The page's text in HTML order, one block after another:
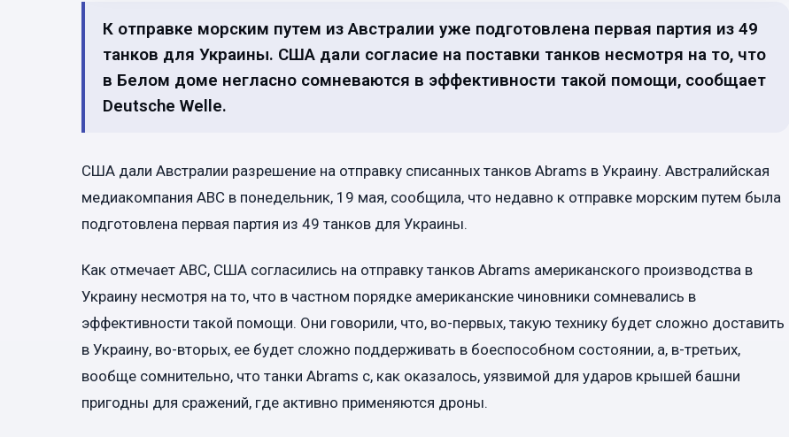
К отправке морским путем из Австралии уже подготовлена первая партия из 49
танков для Украины. США дали согласие на поставки танков несмотря на то, что
в Белом доме негласно сомневаются в эффективности такой помощи, сообщает
Deutsche Welle.
США дали Австралии разрешение на отправку списанных танков Abrams в Украину. Австралийская
медиакомпания ABC в понедельник, 19 мая, сообщила, что недавно к отправке морским путем была
подготовлена первая партия из 49 танков для Украины.
Как отмечает ABC, США согласились на отправку танков Abrams американского производства в
Украину несмотря на то, что в частном порядке американские чиновники сомневались в
эффективности такой помощи. Они говорили, что, во-первых, такую технику будет сложно доставить
в Украину, во-вторых, ее будет сложно поддерживать в боеспособном состоянии, а, в-третьих,
вообще сомнительно, что танки Abrams с, как оказалось, уязвимой для ударов крышей башни
пригодны для сражений, где активно применяются дроны.